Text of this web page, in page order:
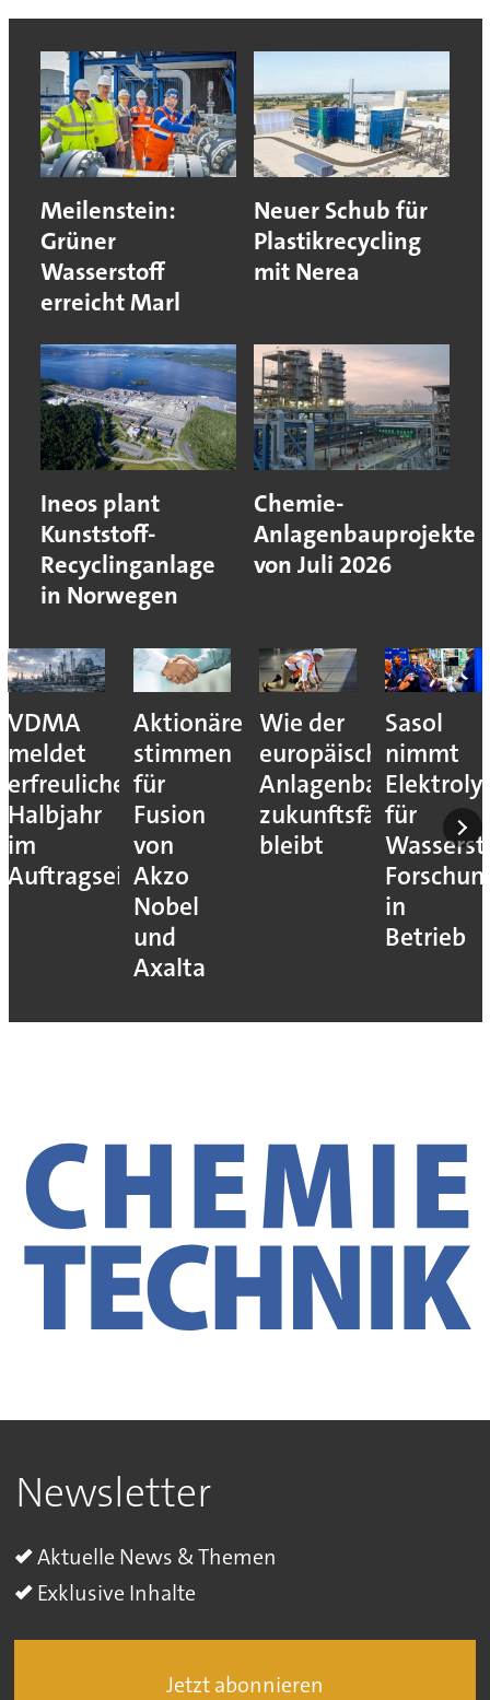
Meilenstein:
Grüner
Wasserstoff
erreicht Marl
Neuer Schub für
Plastikrecycling
mit Nerea
Ineos plant
Kunststoff-
Recyclinganlage
in Norwegen
Chemie-
Anlagenbauprojekte
von Juli 2026
VDMA
meldet
erfreuliches
Halbjahr
im
Auftragseingang
Aktionäre
stimmen
für
Fusion
von
Akzo
Nobel
und
Axalta
Wie der
europäische
Anlagenbau
zukunftsfähig
bleibt
Sasol
nimmt
für
in
Betrieb
Newsletter
Aktuelle News & Themen
Exklusive Inhalte
Jetzt abonnieren